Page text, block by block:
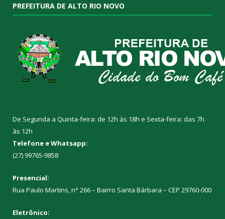
PREFEITURA DE ALTO RIO NOVO
De Segunda a Quinta-feira: de 12h às 18h e Sexta-feira: das 7h
às 12h
Telefone e Whatsapp:
(27) 99765-9858
Presencial:
Rua Paulo Martins, n° 266 – Bairro Santa Bárbara – CEP 29760-000
Eletrônico: